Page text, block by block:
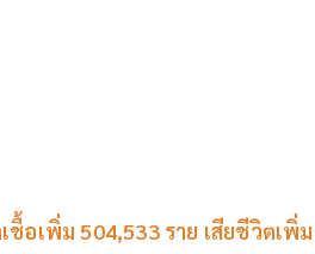
อเพิ่ม 504,533 ราย เสียชีวิตเพิ่